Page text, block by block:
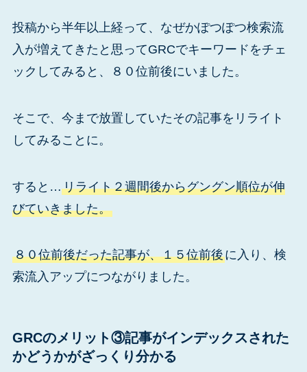
投稿から半年以上経って、なぜかぽつぽつ検索流
入が増えてきたと思ってGRCでキーワードをチェ
ックしてみると、８０位前後にいました。
そこで、今まで放置していたその記事をリライト
してみることに。
すると…リライト２週間後からグングン順位が伸
びていきました。
８０位前後だった記事が、１５位前後に入り、検
索流入アップにつながりました。
GRCのメリット③記事がインデックスされた
かどうかがざっくり分かる